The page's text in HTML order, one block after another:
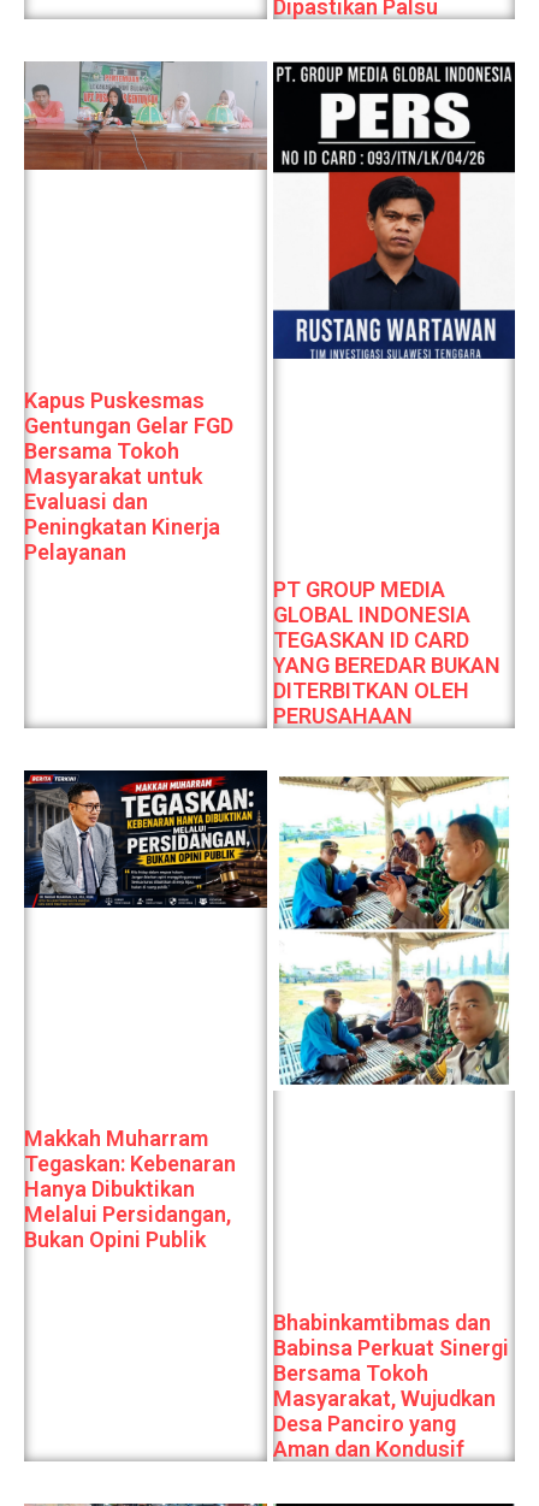
Dipastikan Palsu
Kapus Puskesmas
Gentungan Gelar FGD
Bersama Tokoh
Masyarakat untuk
Evaluasi dan
Peningkatan Kinerja
Pelayanan
PT GROUP MEDIA
GLOBAL INDONESIA
TEGASKAN ID CARD
YANG BEREDAR BUKAN
DITERBITKAN OLEH
PERUSAHAAN
Makkah Muharram
Tegaskan: Kebenaran
Hanya Dibuktikan
Melalui Persidangan,
Bukan Opini Publik
Bhabinkamtibmas dan
Babinsa Perkuat Sinergi
Bersama Tokoh
Masyarakat, Wujudkan
Desa Panciro yang
Aman dan Kondusif